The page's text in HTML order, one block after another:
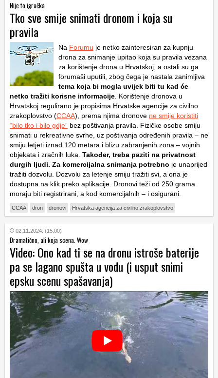
Nije to igračka
Tko sve smije snimati dronom i koja su
pravila
Na Forumu je netko zainteresiran za kupnju
drona za snimanje upitao koja su pravila vezana
za korištenje drona u Hrvatskoj, a ostali su ga
forumaši uputili, zbog čega je nastala zanimljiva
tema koja bi mogla uvijek biti tu kad će
netko tražiti korisne informacije . Korištenje dronova u
Hrvatskoj regulirano je propisima Hrvatske agencije za civilno
zrakoplovstvo (CCAA), prema njima dronove ne smije koristiti
“bilo tko i bilo gdje” bez poštivanja pravila. Fizičke osobe smiju
snimati u rekreativne svrhe, uz poštivanja određenih pravila – ne
smiju letjeti iznad 120 metara i blizu zabranjenih zona – vojnih
objekata i zračnih luka. Također, treba paziti na privatnost
durgih ljudi. Za komercijalna snimanja potrebno je unaprijed
tražiti dozvolu. Dozvolu za letenje smiju tražiti svi, a ona je
dostupna na klik preko aplikacije. Dronovi teži od 250 grama
moraju biti registrirani, a kod komercijalnih – i osigurani.
CCAA dron dronovi Hrvatska agencija za civilno zrakoplovstvo
02.11.2024. (15:00)
Dramatično, ali koja scena. Wow
Video: Ono kad ti se na dronu istroše baterije
pa se lagano spušta u vodu (i usput snimi
epsku scenu spašavanja)